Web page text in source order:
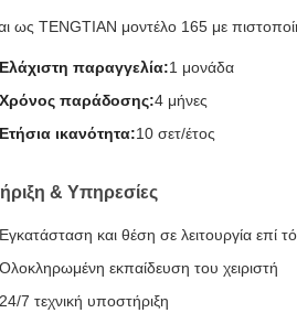
ως TENGTIAN μοντέλο 165 με
Ελάχιστη παραγγελία:1 μονάδα
Χρόνος παράδοσης:4 μήνες
Ετήσια ικανότητα:10 σετ/έτος
& Υπηρεσίες
Εγκατάσταση και θέση σε λειτουργία επί
Ολοκληρωμένη εκπαίδευση του χειριστή
24/7 τεχνική υποστήριξη